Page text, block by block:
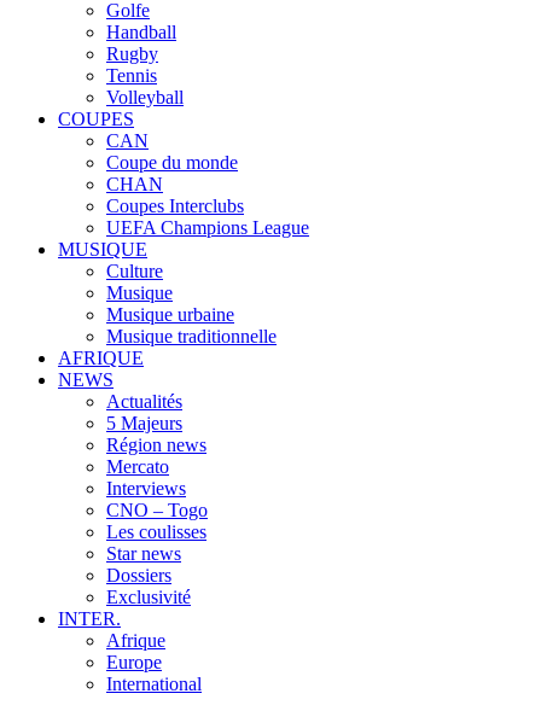
Golfe
Handball
Rugby
Tennis
Volleyball
COUPES
CAN
Coupe du monde
CHAN
Coupes Interclubs
UEFA Champions League
MUSIQUE
Culture
Musique
Musique urbaine
Musique traditionnelle
AFRIQUE
NEWS
Actualités
5 Majeurs
Région news
Mercato
Interviews
CNO – Togo
Les coulisses
Star news
Dossiers
Exclusivité
INTER.
Afrique
Europe
International